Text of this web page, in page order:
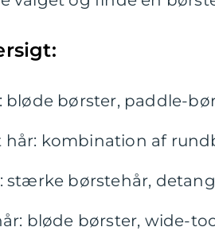
bløde børster, paddle-
hår: kombination af
stærke børstehår,
bløde børster, wide-